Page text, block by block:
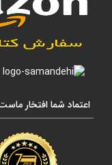
اعتماد شما افتخار